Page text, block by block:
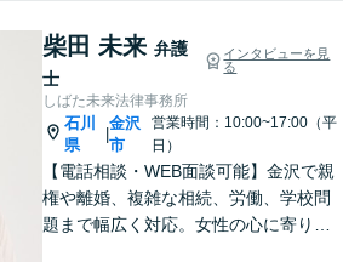
柴田 未来 弁護
士
インタビューを見
る
しばた未来法律事務所
石川
県
|
金沢
市
営業時間：10:00~17:00（平
日）
【電話相談・WEB面談可能】金沢で親
権や離婚、複雑な相続、労働、学校問
題まで幅広く対応。女性の心に寄り添